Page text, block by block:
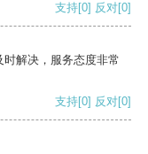
支持[0] 反对[0]
解决，服务态度非常
支持[0] 反对[0]